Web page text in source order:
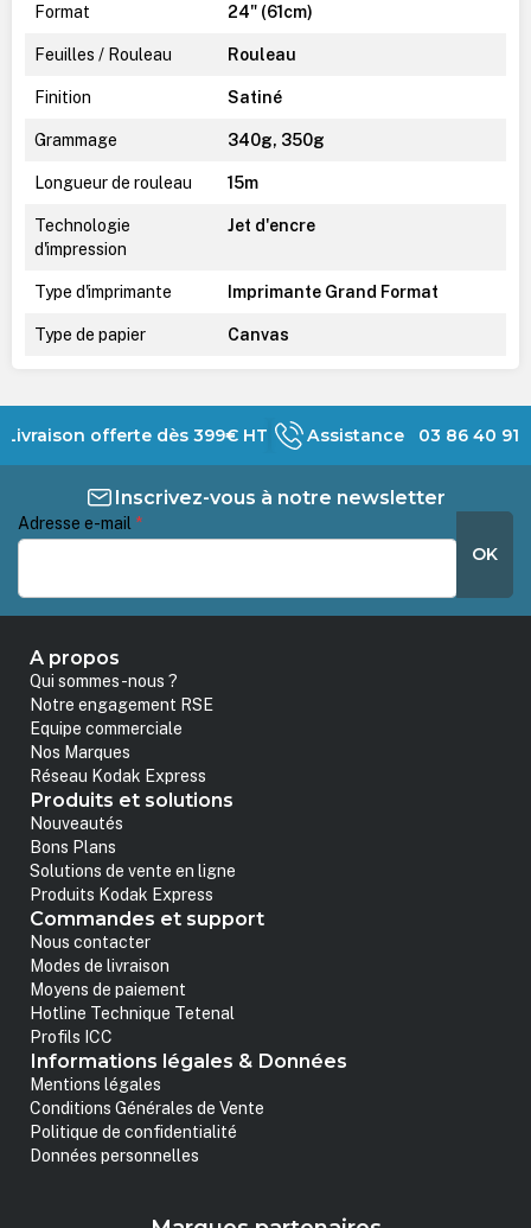
Format 24" (61cm)
Feuilles / Rouleau Rouleau
Finition Satiné
Grammage 340g, 350g
Longueur de rouleau 15m
Technologie
d'impression
Jet d'encre
Type d'imprimante Imprimante Grand Format
Type de papier Canvas
Livraison offerte dès 399€ HT Assistance 03 86 40 91
Inscrivez-vous à notre newsletter
Adresse e-mail *
OK
A propos
Qui sommes-nous ?
Notre engagement RSE
Equipe commerciale
Nos Marques
Réseau Kodak Express
Produits et solutions
Nouveautés
Bons Plans
Solutions de vente en ligne
Produits Kodak Express
Commandes et support
Nous contacter
Modes de livraison
Moyens de paiement
Hotline Technique Tetenal
Profils ICC
Informations légales & Données
Mentions légales
Conditions Générales de Vente
Politique de confidentialité
Données personnelles